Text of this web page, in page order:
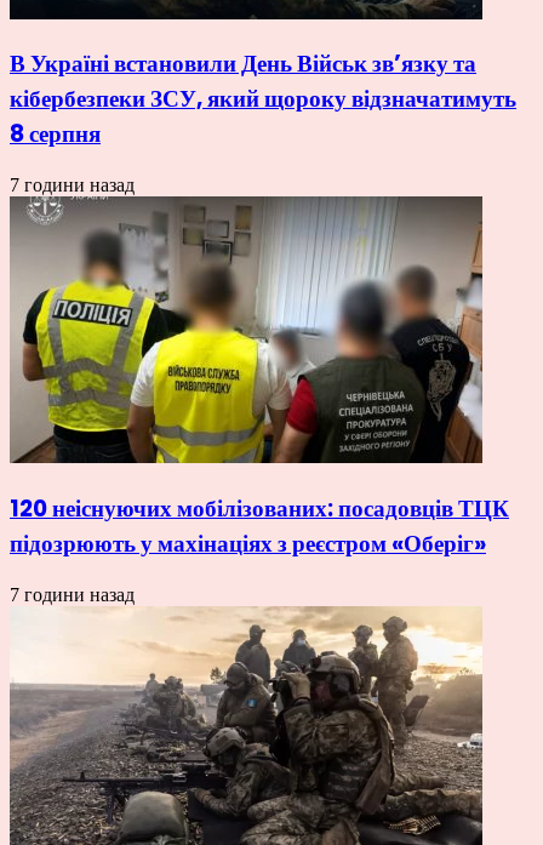
В Україні встановили День Військ зв’язку та
кібербезпеки ЗСУ, який щороку відзначатимуть
8 серпня
7 години назад
120 неіснуючих мобілізованих: посадовців ТЦК
підозрюють у махінаціях з реєстром «Оберіг»
7 години назад